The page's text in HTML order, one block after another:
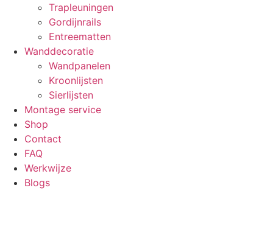
Trapleuningen
Gordijnrails
Entreematten
Wanddecoratie
Wandpanelen
Kroonlijsten
Sierlijsten
Montage service
Shop
Contact
FAQ
Werkwijze
Blogs